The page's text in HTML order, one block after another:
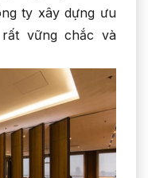
ty xây dựng ưu
vững chắc và